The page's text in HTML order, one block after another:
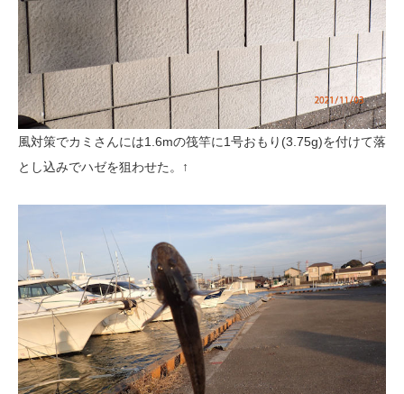
風対策でカミさんには1.6mの筏竿に1号おもり(3.75g)を付けて落
とし込みでハゼを狙わせた。↑